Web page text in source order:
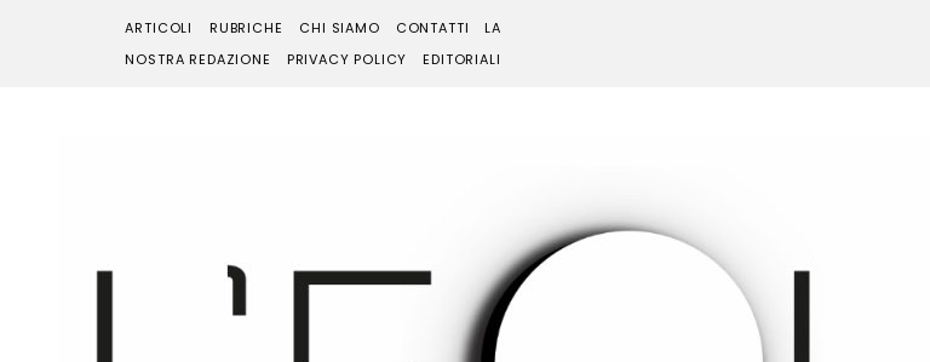
ARTICOLI RUBRICHE CHI SIAMO CONTATTI
LA
NOSTRA REDAZIONE
PRIVACY POLICY EDITORIALI